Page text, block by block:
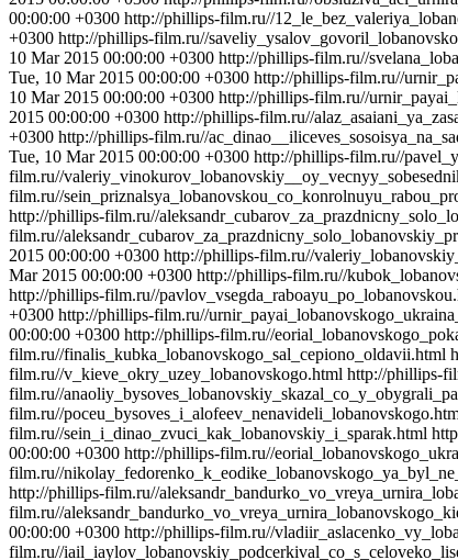
00:00:00 +0300 http://phillips-film.ru//
+0300 http://phillips-film.ru//
10 Mar 2015 00:00:00 +0300 http://phillips-film.ru//
Tue, 10 Mar 2015 00:00:00 +0300 http://phillips-film.ru//
10 Mar 2015 00:00:00 +0300 http://phillips-film.ru//
2015 00:00:00 +0300 http://phillips-film.ru//
+0300 http://phillips-film.ru//
Tue, 10 Mar 2015 00:00:00 +0300 http://phillips-film.ru//
film.ru//
film.ru//
http://phillips-film.ru//
film.ru//
2015 00:00:00 +0300 http://phillips-film.ru//
Mar 2015 00:00:00 +0300 http://phillips-film.ru//
http://phillips-film.ru//
+0300 http://phillips-film.ru//
00:00:00 +0300 http://phillips-film.ru//
film.ru//finalis_kubka_lobanovskogo_sal_cepiono_oldavii.html
film.ru//v_kieve_okry_uzey_lobanovskogo.html http://phillips-
film.ru//
film.ru//
film.ru//sein_i_dinao_zvuci_kak_lobanovskiy_i_sparak.html
00:00:00 +0300 http://phillips-film.ru//
film.ru//
http://phillips-film.ru//
film.ru//
00:00:00 +0300 http://phillips-film.ru//
film.ru//